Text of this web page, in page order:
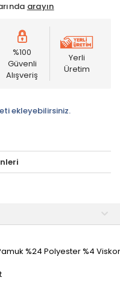
arayın
%100
Güvenli
Alışveriş
Yerli
Üretim
ekleyebilirsiniz.
%24 Polyester %4